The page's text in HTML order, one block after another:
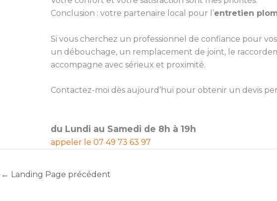
Conclusion : votre partenaire local pour l’entretien
Si vous cherchez un professionnel de confiance pour
un débouchage, un remplacement de joint, le
accompagne avec sérieux et proximité.
Contactez-moi dès aujourd’hui pour obtenir un devis
du Lundi au Samedi de 8h à 19h
appeler le 07 49 73 63 97
← Landing Page précédent